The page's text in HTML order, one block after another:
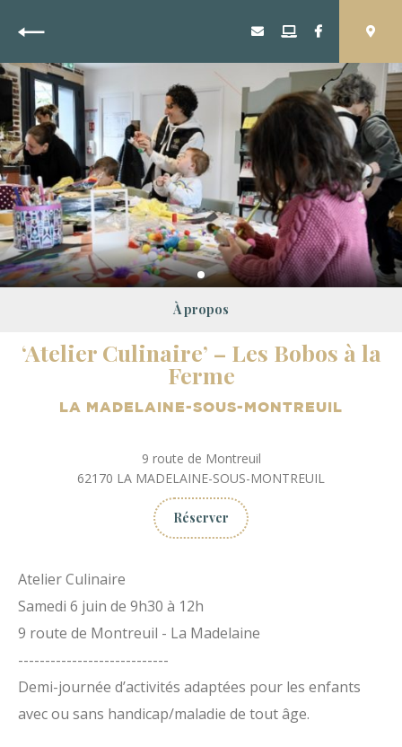
Retour
À propos
‘Atelier Culinaire’ – Les Bobos à la
Ferme
LA MADELAINE-SOUS-MONTREUIL
9 route de Montreuil
62170 LA MADELAINE-SOUS-MONTREUIL
Réserver
Atelier Culinaire
Samedi 6 juin de 9h30 à 12h
9 route de Montreuil - La Madelaine
----------------------------
Demi-journée d’activités adaptées pour les enfants
avec ou sans handicap/maladie de tout âge.